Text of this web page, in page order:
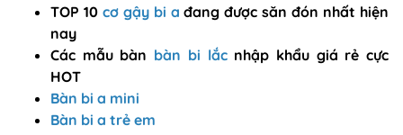
TOP 10 cơ gậy bi a đang được săn đón nhất hiện
nay
Các mẫu bàn bàn bi lắcnhập khẩu giá rẻ cực
HOT
Bàn bi a mini
Bàn bi a trẻ em